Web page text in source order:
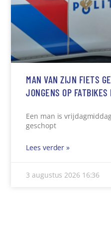
MAN VAN ZIJN FIETS
JONGENS OP FATBIKES
Een man is
geschopt
Lees verder »
3 augustus 2026 16:36